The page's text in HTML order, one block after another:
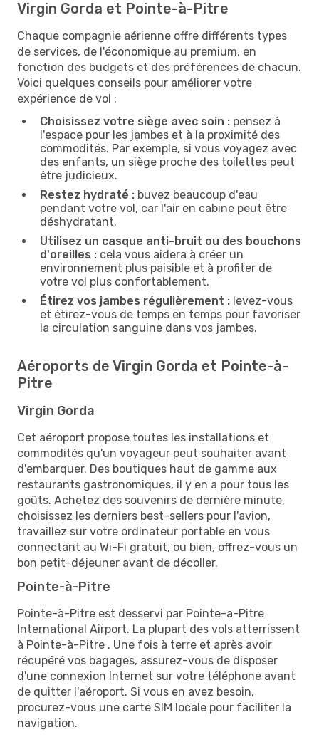
Virgin Gorda et Pointe-à-Pitre
Chaque compagnie aérienne offre différents types
de services, de l'économique au premium, en
fonction des budgets et des préférences de chacun.
Voici quelques conseils pour améliorer votre
expérience de vol :
Choisissez votre siège avec soin : pensez à
l'espace pour les jambes et à la proximité des
commodités. Par exemple, si vous voyagez avec
des enfants, un siège proche des toilettes peut
être judicieux.
Restez hydraté : buvez beaucoup d'eau
pendant votre vol, car l'air en cabine peut être
déshydratant.
Utilisez un casque anti-bruit ou des bouchons
d'oreilles : cela vous aidera à créer un
environnement plus paisible et à profiter de
votre vol plus confortablement.
Étirez vos jambes régulièrement : levez-vous
et étirez-vous de temps en temps pour favoriser
la circulation sanguine dans vos jambes.
Aéroports de Virgin Gorda et Pointe-à-
Pitre
Virgin Gorda
Cet aéroport propose toutes les installations et
commodités qu'un voyageur peut souhaiter avant
d'embarquer. Des boutiques haut de gamme aux
restaurants gastronomiques, il y en a pour tous les
goûts. Achetez des souvenirs de dernière minute,
choisissez les derniers best-sellers pour l'avion,
travaillez sur votre ordinateur portable en vous
connectant au Wi-Fi gratuit, ou bien, offrez-vous un
bon petit-déjeuner avant de décoller.
Pointe-à-Pitre
Pointe-à-Pitre est desservi par Pointe-a-Pitre
International Airport. La plupart des vols atterrissent
à Pointe-à-Pitre . Une fois à terre et après avoir
récupéré vos bagages, assurez-vous de disposer
d'une connexion Internet sur votre téléphone avant
de quitter l'aéroport. Si vous en avez besoin,
procurez-vous une carte SIM locale pour faciliter la
navigation.